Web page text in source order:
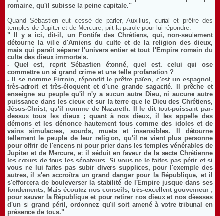
romaine, qu'il subisse la peine capitale."
Quand Sébastien eut cessé de parler, Auxilius, curial et prêtre des
temples de Jupiter et de Mercure, prit la parole pour lui répondre.
" Il y a ici, dit-il, un Pontife des Chrétiens, qui, non-seulement
détourne la ville d'Amiens du culte et de la religion des dieux,
mais qui paraît séparer l'univers entier et tout l'Empire romain du
culte des dieux immortels.
- Quel est, reprit Sébastien étonné, quel est. celui qui ose
commettre un si grand crime et une telle profanation ?
- Il se nomme Firrnin, répondit le prêtre païen, c'est un espagnol,
très-adroit et très-éloquent et d'une grande sagacité. Il prêche et
enseigne au peuple qu'il n'y a aucun autre Dieu, ni aucune autre
puissance dans les cieux et sur la terre que le Dieu des Chrétiens,
Jésus-Christ, qu'il nomme de Nazareth. Il le dit tout-puissant par-
dessus tous les dieux ; quant à nos dieux, il les appelle des
démons et les dénonce hautement tous comme des idoles et de
vains simulacres, sourds, muets et insensibles. Il détourne
tellement le peuple de leur religion, qu'il ne vient plus personne
pour offrir de l'encens ni pour prier dans les temples vénérables de
Jupiter et de Mercure, et il séduit en faveur de la secte Chrétienne
les cœurs de tous les sénateurs. Si vous ne le faites pas périr et si
vous ne lui faites pas subir divers supplices, pour l'exemple des
autres, il s'en accroîtra un grand danger pour la République, et il
s'efforcera de bouleverser la stabilité de l'Empire jusque dans ses
fondements, Mais écoutez nos conseils, très-excellent gouverneur ;
pour sauver la République et pour retirer nos dieux et nos déesses
d'un si grand péril, ordonnez qu'il soit amené à votre tribunal en
présence de tous."